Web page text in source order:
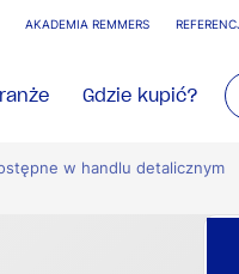
AKADEMIA REMMERS
Gdzie kupić?
w handlu detalicznym